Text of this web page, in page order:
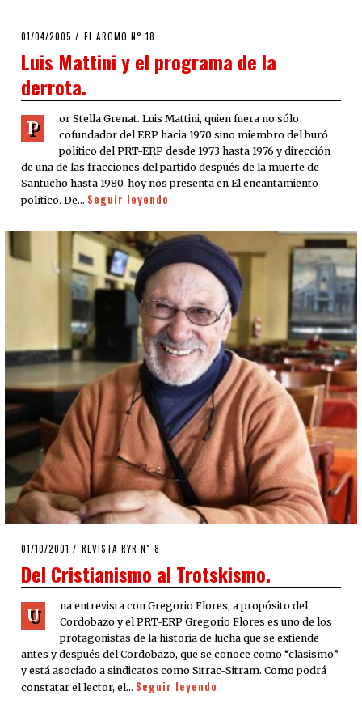
POSTED
01/04/2005 22/03/2020
EL AROMO N° 18
Luis Mattini y el programa de la
derrota.
P
or Stella Grenat. Luis Mattini, quien fuera no sólo
cofundador del ERP hacia 1970 sino miembro del buró
político del PRT-ERP desde 1973 hasta 1976 y dirección
de una de las fracciones del partido después de la muerte de
Santucho hasta 1980, hoy nos presenta en El encantamiento
político. De… Seguir leyendo
POSTED
01/10/2001 14/04/2020
REVISTA RYR N˚ 8
Del Cristianismo al Trotskismo.
U
na entrevista con Gregorio Flores, a propósito del
Cordobazo y el PRT-ERP Gregorio Flores es uno de los
protagonistas de la historia de lucha que se extiende
antes y después del Cordobazo, que se conoce como “clasismo”
y está asociado a sindicatos como Sitrac-Sitram. Como podrá
constatar el lector, el… Seguir leyendo